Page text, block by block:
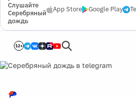
Слушайте
Серебряный
дождь
App Store Google Play
12+